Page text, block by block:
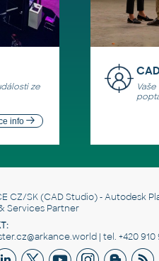
ze
info
CZ/SK(CAD Studio) - Autodesk
Services Partner
| tel. +420 910